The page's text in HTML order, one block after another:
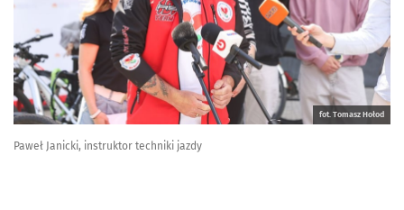
fot. Tomasz Hołod
Paweł Janicki, instruktor techniki jazdy